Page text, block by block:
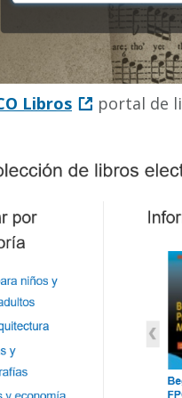
Libros portal de